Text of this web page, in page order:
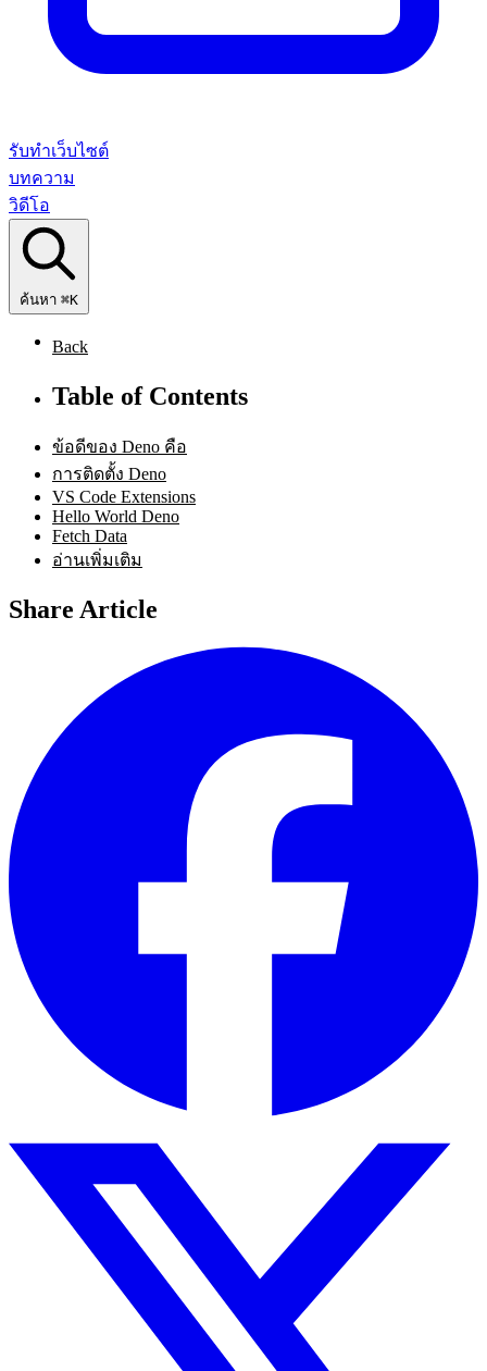
รับทำเว็บไซต์
บทความ
วิดีโอ
ค้นหา ⌘K
Back
Table of Contents
ข้อดีของ Deno คือ
การติดตั้ง Deno
VS Code Extensions
Hello World Deno
Fetch Data
อ่านเพิ่มเติม
Share Article